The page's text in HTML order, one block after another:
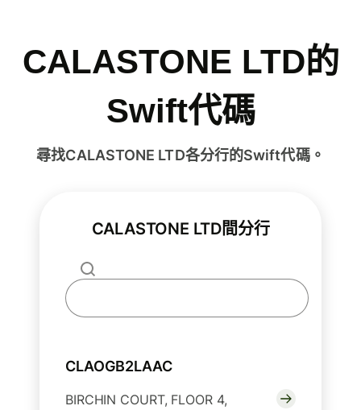
CALASTONE LTD的
Swift代碼
尋找CALASTONE LTD各分行的Swift代碼。
CALASTONE LTD間分行
CLAOGB2LAAC
BIRCHIN COURT, FLOOR 4,